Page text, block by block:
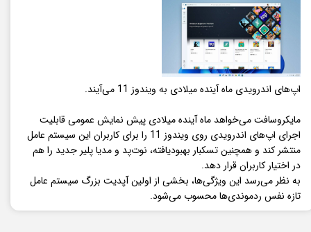
اپ‌های اندرویدی ماه آینده میلادی به ویندوز 11 می‌آیند.
مایکروسافت می‌خواهد ماه آینده میلادی پیش نمایش عمومی قابلیت
اجرای اپ‌های اندرویدی روی ویندوز 11 را برای کاربران این سیستم عامل
منتشر کند و همچنین تسکبار بهبودیافته، نوت‌پد و مدیا پلیر جدید را هم
در اختیار کاربران قرار دهد.
به نظر می‌رسد این ویژگی‌ها، بخشی از اولین آپدیت بزرگ سیستم عامل
تازه نفس ردموندی‌ها محسوب می‌شود.